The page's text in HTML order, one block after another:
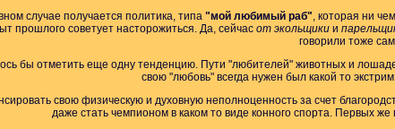
случае получается политика, типа "мой любимый раб", которая ни
прошлого советует насторожиться. Да, сейчас от экольщики и
говорили тоже
бы отметить еще одну тенденцию. Пути "любителей" животных и
свою "любовь" всегда нужен был какой то
свою физическую и духовную неполноценность за счет
даже стать чемпионом в каком то виде конного спорта. Первых